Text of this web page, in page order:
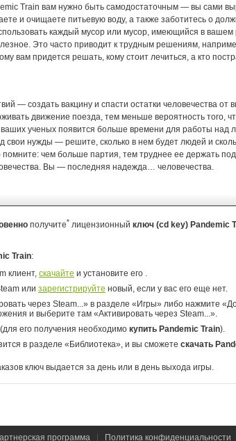
Train вам нужно быть самодостаточным — вы сами
и очищаете питьевую воду, а также заботитесь о
каждый мусор или мусор, имеющийся в вашем
Это часто приводит к трудным решениям,
вам придется решать, кому стоит лечиться, а кто
— создать вакцину и спасти остатки человечества от
движение поезда, тем меньше вероятность того,
ваших ученых появится больше времени для работы над
свои нужды — решите, сколько в нем будет людей и
помните: чем больше партия, тем труднее ее держать
Вы — последняя надежда… человечества.
получите* лицензионный ключ (cd key) Pandemic
Train:
клиент, скачайте и установите его .
или зарегистрируйте новый, если у вас его еще нет.
через Steam...» в разделе «Игры» либо нажмите
и выберите там «Активировать через Steam...».
его получения необходимо купить Pandemic Train).
в разделе «Библиотека», и вы сможете скачать
ключ выдается за день или в день выхода игры.
программа Политика конфиденциальности